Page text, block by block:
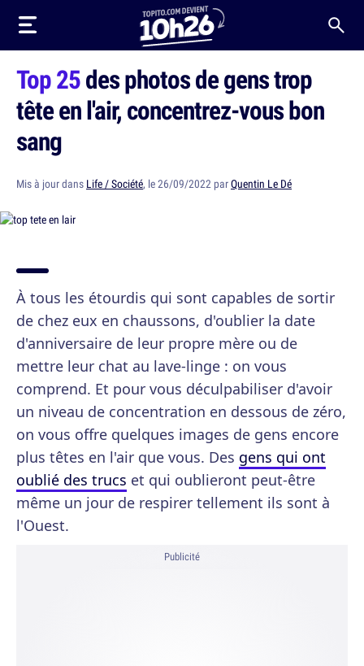
Top 25des photos de gens trop
tête en l'air, concentrez-vous bon
sang
Mis à jour dans Life / Société, le 26/09/2022 parQuentin Le Dé
À tous les étourdis qui sont capables de sortir
de chez eux en chaussons, d'oublier la date
d'anniversaire de leur propre mère ou de
mettre leur chat au lave-linge : on vous
comprend. Et pour vous déculpabiliser d'avoir
un niveau de concentration en dessous de zéro,
on vous offre quelques images de gens encore
plus têtes en l'air que vous. Des gens qui ont
oublié des trucs et qui oublieront peut-être
même un jour de respirer tellement ils sont à
l'Ouest.
Publicité